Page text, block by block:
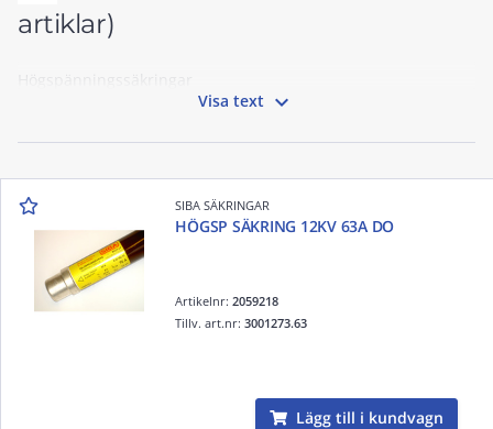
artiklar)
Visa text 
SIBA SÄKRINGAR
HÖGSP SÄKRING 12KV 63A DO
Artikelnr:2059218
Tillv. art.nr:3001273.63
Lägg till i kundvagn